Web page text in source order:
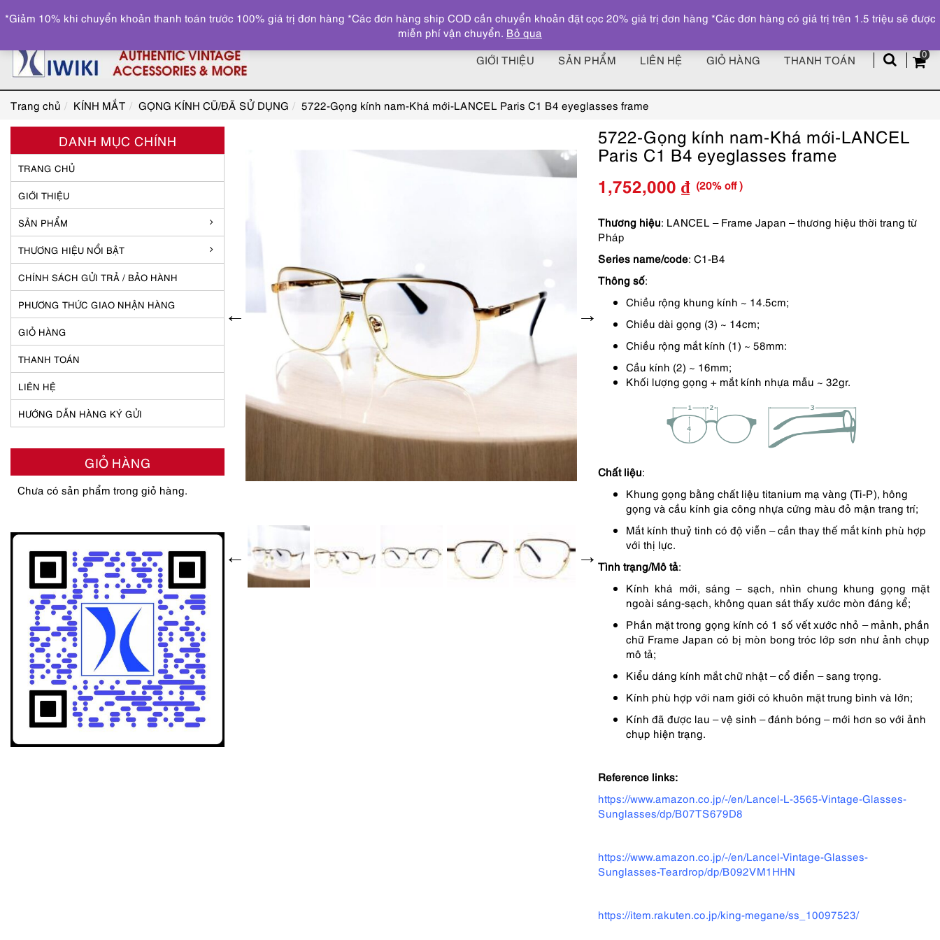
z
0
GIỚI THIỆU SẢN PHẨM LIÊN HỆ GIỎ HÀNG THANH TOÁN
Trang chủ KÍNH MẮT GỌNG KÍNH CŨ/ĐÃ SỬ DỤNG 5722-Gọng kính nam-Khá mới-LANCEL Paris C1 B4 eyeglasses frame
5722-Gọng kính nam-Khá mới-LANCEL
Paris C1 B4 eyeglasses frame
Giá
gốc
1,752,000 ₫
Giá
hiện
(20% off )
Thương hiệu: LANCEL – Frame Japan – thương hiệu thời trang từ
Pháp
Series name/code: C1-B4
Thông số:
Chiều rộng khung kính ~ 14.5cm;
Chiều dài gọng (3) ~ 14cm;
Chiều rộng mắt kính (1) ~ 58mm:
Cầu kính (2) ~ 16mm;
Khối lượng gọng + mắt kính nhựa mẫu ~ 32gr.
Chất liệu:
Khung gọng bằng chất liệu titanium mạ vàng (Ti-P), hông
gọng và cầu kính gia công nhựa cứng màu đỏ mận trang trí;
Mắt kính thuỷ tinh có độ viễn – cần thay thế mắt kính phù hợp
với thị lực.
Tình trạng/Mô tả:
Kính khá mới, sáng – sạch, nhìn chung khung gọng mặt
ngoài sáng-sạch, không quan sát thấy xước mòn đáng kể;
Phần mặt trong gọng kính có 1 số vết xước nhỏ – mảnh, phần
chữ Frame Japan có bị mòn bong tróc lớp sơn như ảnh chụp
mô tả;
Kiểu dáng kính mắt chữ nhật – cổ điển – sang trọng.
Kính phù hợp với nam giới có khuôn mặt trung bình và lớn;
Kính đã được lau – vệ sinh – đánh bóng – mới hơn so với ảnh
chụp hiện trạng.
Reference links:
https://www.amazon.co.jp/-/en/Lancel-L-3565-Vintage-Glasses-
Sunglasses/dp/B07TS679D8
https://www.amazon.co.jp/-/en/Lancel-Vintage-Glasses-
Sunglasses-Teardrop/dp/B092VM1HHN
https://item.rakuten.co.jp/king-megane/ss_10097523/
DANH MỤC CHÍNH
TRANG CHỦ
GIỚI THIỆU
SẢN PHẨM
THƯƠNG HIỆU NỔI BẬT
CHÍNH SÁCH GỬI TRẢ / BẢO HÀNH
PHƯƠNG THỨC GIAO NHẬN HÀNG
GIỎ HÀNG
THANH TOÁN
LIÊN HỆ
HƯỚNG DẪN HÀNG KÝ GỬI
GIỎ HÀNG
Chưa có sản phẩm trong giỏ hàng.
*Giảm 10% khi chuyển khoản thanh toán trước 100% giá trị đơn hàng *Các đơn hàng ship COD cần chuyển khoản đặt cọc 20% giá trị đơn hàng *Các đơn hàng có giá trị trên 1.5 triệu sẽ được
miễn phí vận chuyển. Bỏ qua